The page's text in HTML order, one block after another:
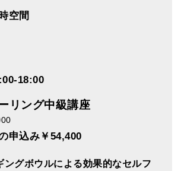
空間
18:00
リング中級講座
申込み￥54,400
ングボウルによる効果的なセルフ